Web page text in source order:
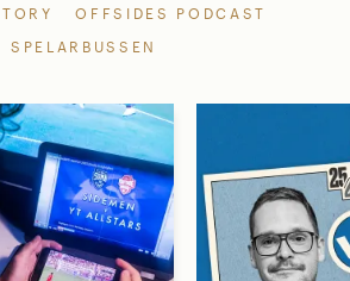
OFFSIDES PODCAST
SPELARBUSSEN